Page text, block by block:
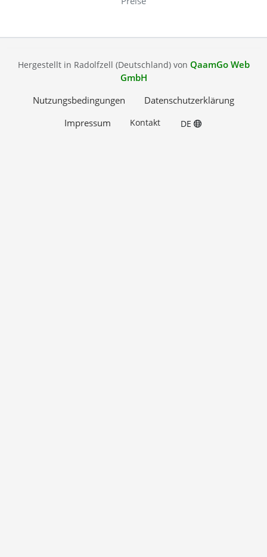
Hergestellt in Radolfzell (Deutschland) von QaamGo Web
GmbH
Nutzungsbedingungen
Datenschutzerklärung
Impressum
Kontakt DE